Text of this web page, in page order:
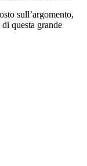
sull’argomento,
questa grande